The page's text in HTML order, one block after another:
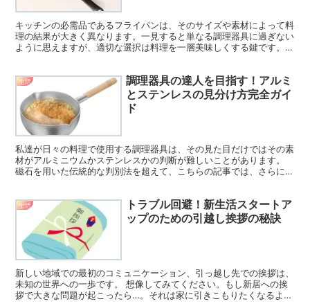
キッチンの必需品であるフライパンは、そのサイズや素材によって料
理の結果が大きく異なります。一見すると単なる調理器具に過ぎない
ように思えますが、適切な選択は料理を一層美味しくする鍵です。
生活
調理器具の達人を目指す！アルミ
とステンレスの見分け方完全ガイ
ド
私達が日々の料理で使用する調理器具は、その見た目だけではその素
材がアルミニウムかステンレスかの判断が難しいことがあります。
磁石を用いた伝統的な判別法を超えて、こちらの記事では、さらに精
生活
トラブル回避！新生活スタートア
ップのための引越し挨拶の秘訣
新しい地域での最初のコミュニケーション、引っ越し先での挨拶は、
未知の世界への一歩です。 想像してみてください。もし新居への挨
拶で大きな問題が起こったら…。それは家に引きこもりたくなるよう